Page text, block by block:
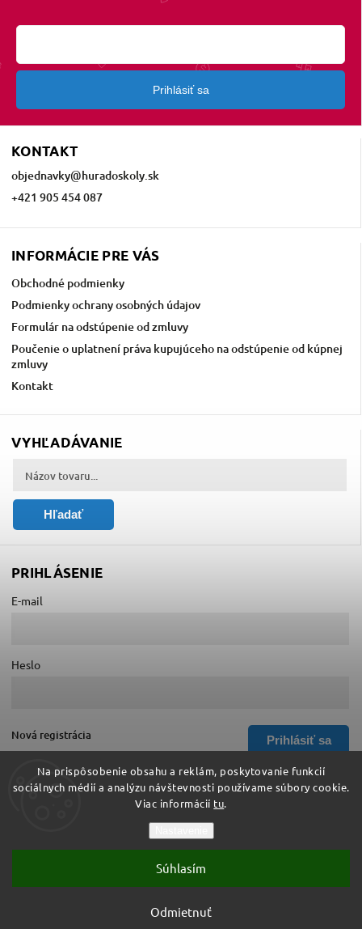
Na prispôsobenie obsahu a reklám, poskytovanie funkcií
sociálnych médií a analýzu návštevnosti používame súbory cookie.
Viac informácií tu.
Odmietnuť
Súhlasím
KONTAKT
objednavky@huradoskoly.sk
+421 905 454 087
INFORMÁCIE PRE VÁS
Obchodné podmienky
Podmienky ochrany osobných údajov
Formulár na odstúpenie od zmluvy
Poučenie o uplatnení práva kupujúceho na odstúpenie od kúpnej
zmluvy
Kontakt
Prihlásiť sa
VYHĽADÁVANIE
Hľadať
PRIHLÁSENIE
E-mail
Heslo
Prihlásiť sa
Nová registrácia
Zabudnuté heslo
Vytvoril Shoptet
Hurá do školy. Všetky práva vyhradené.
Upraviť nastavenie cookies
Shoptet| Design